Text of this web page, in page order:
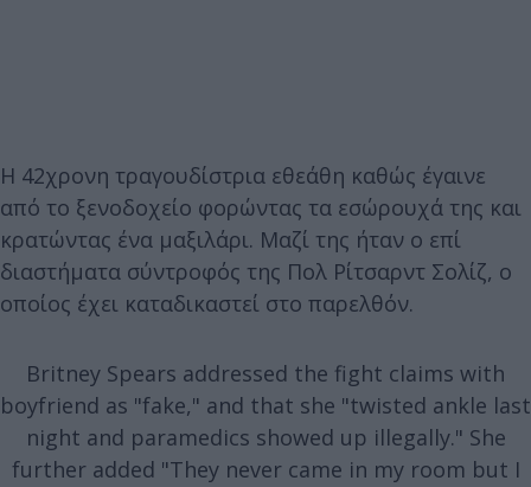
Η 42χρονη τραγουδίστρια εθεάθη καθώς έγαινε
από το ξενοδοχείο φορώντας τα εσώρουχά της και
κρατώντας ένα μαξιλάρι. Μαζί της ήταν ο επί
διαστήματα σύντροφός της Πολ Ρίτσαρντ Σολίζ, ο
οποίος έχει καταδικαστεί στο παρελθόν.
Britney Spears addressed the fight claims with
boyfriend as "fake," and that she "twisted ankle last
night and paramedics showed up illegally." She
further added "They never came in my room but I